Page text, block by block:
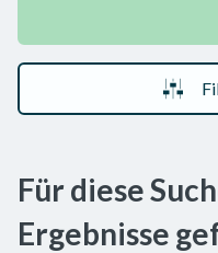
Für diese
Ergebnisse